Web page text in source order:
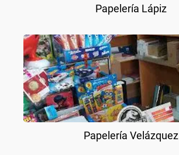
Papelería Lápiz
Papelería Velázquez